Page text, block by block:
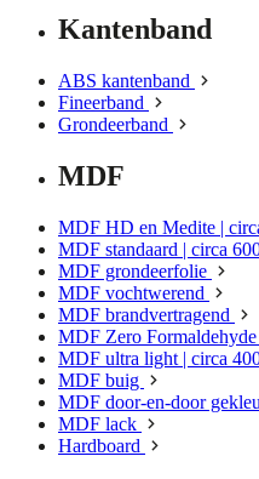
Kantenband
ABS kantenband
Fineerband
Grondeerband
MDF
MDF HD en Medite |
MDF standaard | circa
MDF grondeerfolie
MDF vochtwerend
MDF brandvertragend
MDF Zero Formaldehyde
MDF ultra light | circa
MDF buig
MDF door-en-door
MDF lack
Hardboard